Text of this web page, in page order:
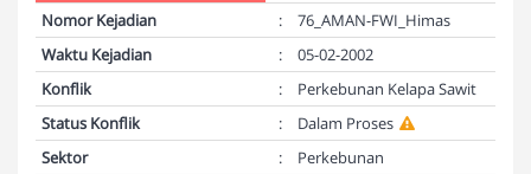
Nomor Kejadian
:
76_AMAN-FWI_Himas
Waktu Kejadian
:
05-02-2002
Konflik
:
Perkebunan Kelapa Sawit
Status Konflik
:
Dalam Proses
Sektor
:
Perkebunan